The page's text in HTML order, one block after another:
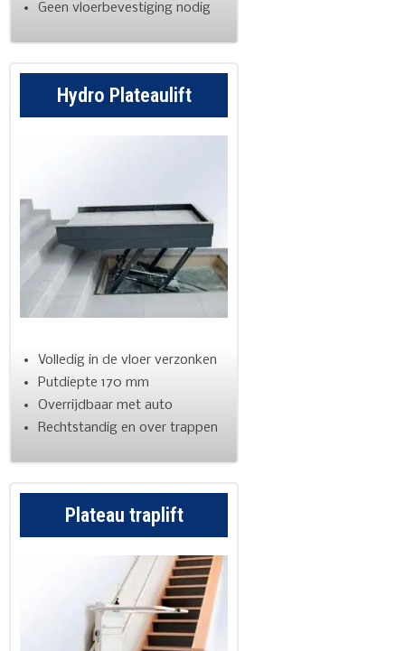
Geen vloerbevestiging nodig
Hydro Plateaulift
Volledig in de vloer verzonken
Putdiepte 170 mm
Overrijdbaar met auto
Rechtstandig en over trappen
Plateau traplift